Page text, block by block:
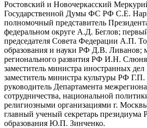
Ростовский и Новочеркасский
Государственной Думы ФС РФ С.Е.
полномочный представитель
федеральном округе А.Д. Беглов;
председателя Совета Федерации А.П.
образования и науки РФ Д.В. Ливанов;
регионального развития РФ И.Н.
заместитель министра иностранных
заместитель министра культуры РФ
руководитель Департамента
сотрудничества, национальной
религиозными организациями г.
главный ученый секретарь президиума
образования Ю.П. Зинченко.